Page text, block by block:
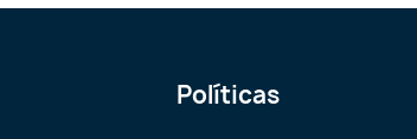
Políticas